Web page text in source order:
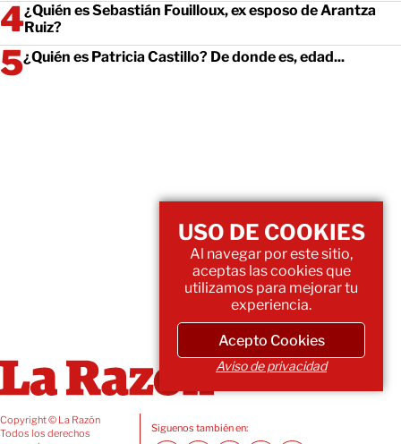
¿Quién es Sebastián Fouilloux, ex esposo de Arantza
Ruiz?
¿Quién es Patricia Castillo? De donde es, edad...
Copyright © La Razón
Todos los derechos
Siguenos también en:
USO DE COOKIES
Al navegar por este sitio,
aceptas las cookies que
utilizamos para mejorar tu
experiencia.
Acepto Cookies
Aviso de privacidad